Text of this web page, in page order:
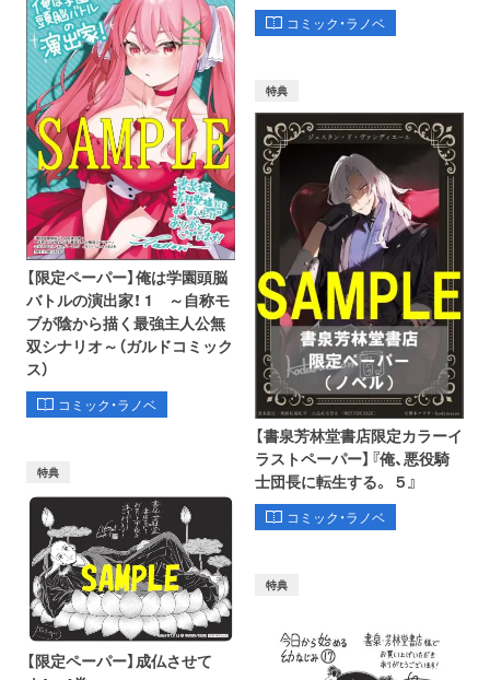
コミック・ラノベ
【限定ペーパー】俺は学園頭脳
バトルの演出家！ 1 ～自称モ
ブが陰から描く最強主人公無
双シナリオ～（ガルドコミック
ス）
コミック・ラノベ
特典
【書泉芳林堂書店限定カラーイ
ラストペーパー】『俺、悪役騎
士団長に転生する。 ５』
コミック・ラノベ
特典
【限定ペーパー】成仏させて
特典